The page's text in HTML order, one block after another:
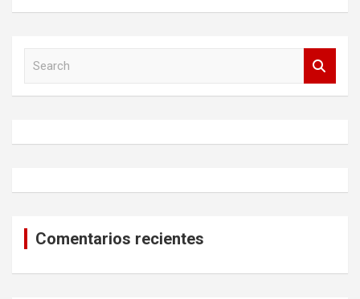
h
Comentarios recientes